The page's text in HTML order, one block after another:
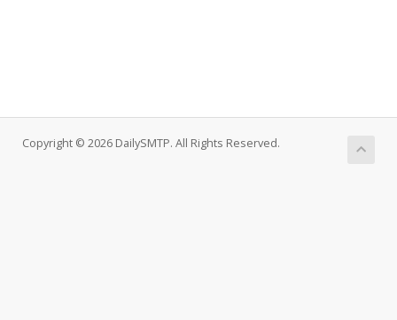
Copyright © 2026 DailySMTP. All Rights Reserved.